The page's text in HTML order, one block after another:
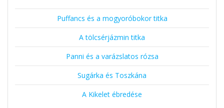
Puffancs és a mogyoróbokor titka
A tölcsérjázmin titka
Panni és a varázslatos rózsa
Sugárka és Toszkána
A Kikelet ébredése